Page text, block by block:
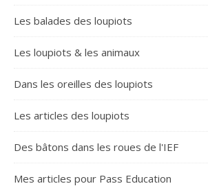
Les balades des loupiots
Les loupiots & les animaux
Dans les oreilles des loupiots
Les articles des loupiots
Des bâtons dans les roues de l'IEF
Mes articles pour Pass Education